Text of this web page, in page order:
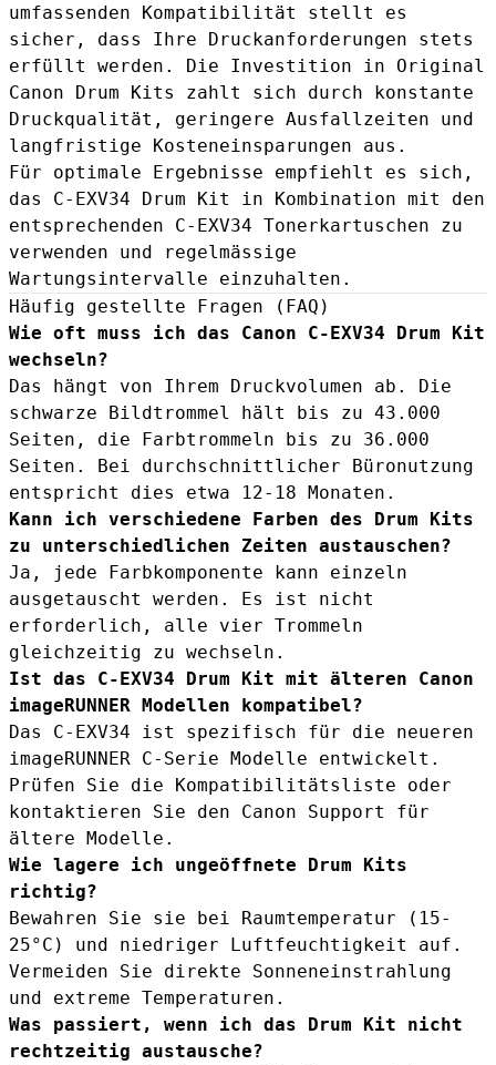
umfassenden Kompatibilität stellt es
sicher, dass Ihre Druckanforderungen stets
erfüllt werden. Die Investition in Original
Canon Drum Kits zahlt sich durch konstante
Druckqualität, geringere Ausfallzeiten und
langfristige Kosteneinsparungen aus.
Für optimale Ergebnisse empfiehlt es sich,
das C-EXV34 Drum Kit in Kombination mit den
entsprechenden C-EXV34 Tonerkartuschen zu
verwenden und regelmässige
Wartungsintervalle einzuhalten.
Häufig gestellte Fragen (FAQ)
Wie oft muss ich das Canon C-EXV34 Drum Kit
wechseln?
Das hängt von Ihrem Druckvolumen ab. Die
schwarze Bildtrommel hält bis zu 43.000
Seiten, die Farbtrommeln bis zu 36.000
Seiten. Bei durchschnittlicher Büronutzung
entspricht dies etwa 12-18 Monaten.
Kann ich verschiedene Farben des Drum Kits
zu unterschiedlichen Zeiten austauschen?
Ja, jede Farbkomponente kann einzeln
ausgetauscht werden. Es ist nicht
erforderlich, alle vier Trommeln
gleichzeitig zu wechseln.
Ist das C-EXV34 Drum Kit mit älteren Canon
imageRUNNER Modellen kompatibel?
Das C-EXV34 ist spezifisch für die neueren
imageRUNNER C-Serie Modelle entwickelt.
Prüfen Sie die Kompatibilitätsliste oder
kontaktieren Sie den Canon Support für
ältere Modelle.
Wie lagere ich ungeöffnete Drum Kits
richtig?
Bewahren Sie sie bei Raumtemperatur (15-
25°C) und niedriger Luftfeuchtigkeit auf.
Vermeiden Sie direkte Sonneneinstrahlung
und extreme Temperaturen.
Was passiert, wenn ich das Drum Kit nicht
rechtzeitig austausche?